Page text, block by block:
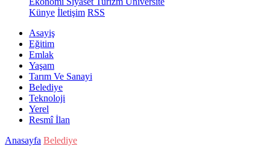
Künye İletişim RSS
Asayiş
Eğitim
Emlak
Yaşam
Tarım Ve Sanayi
Belediye
Teknoloji
Yerel
Resmî İlan
Anasayfa Belediye